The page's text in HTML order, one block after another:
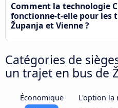
Comment la technologie
fonctionne-t-elle pour les
Županja et Vienne ?
Catégories de
un trajet en bus de
Économique
L'option la